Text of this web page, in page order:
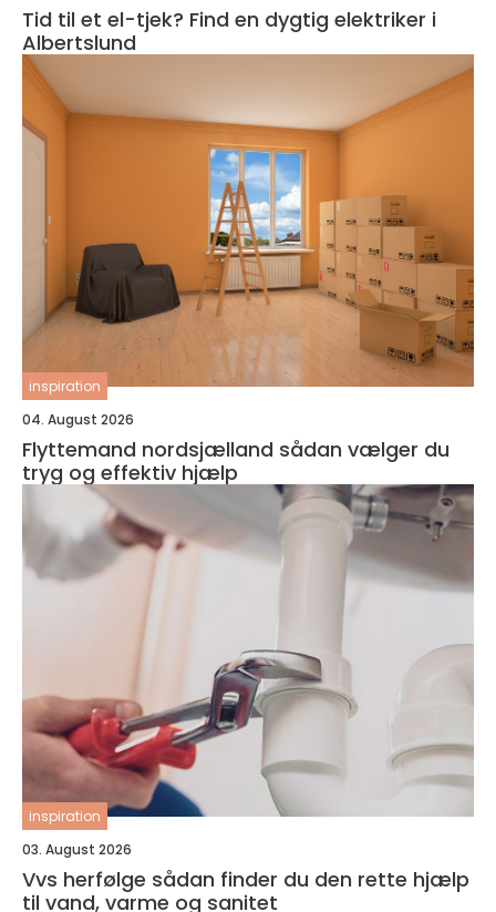
Tid til et el-tjek? Find en dygtig elektriker i
Albertslund
inspiration
04. August 2026
Flyttemand nordsjælland sådan vælger du
tryg og effektiv hjælp
inspiration
03. August 2026
Vvs herfølge sådan finder du den rette hjælp
til vand, varme og sanitet